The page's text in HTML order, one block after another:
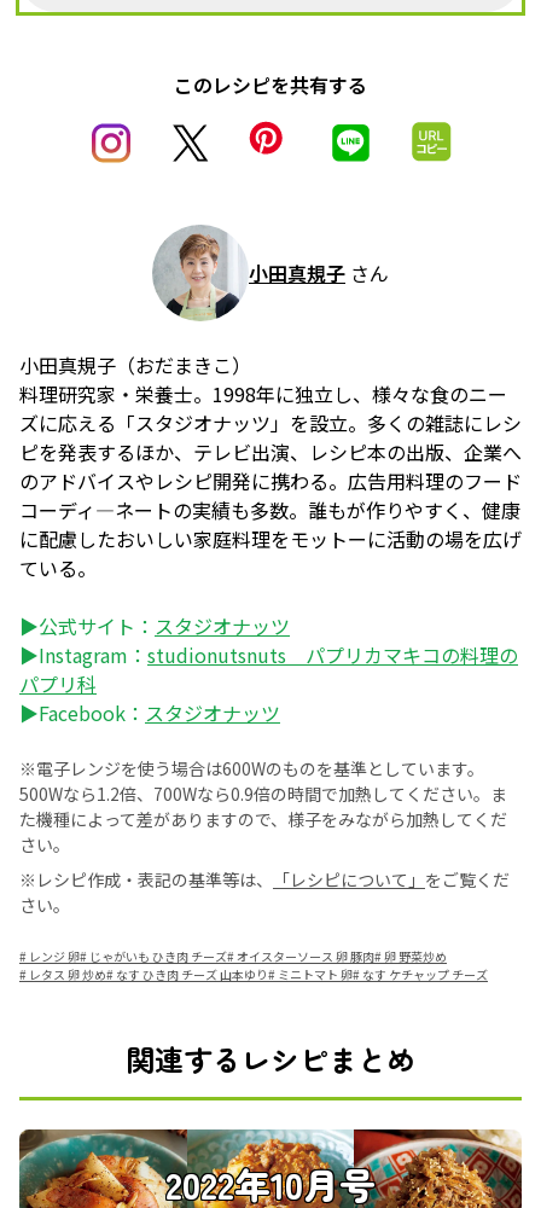
このレシピを共有する
小田真規子 さん
小田真規子（おだまきこ）
料理研究家・栄養士。1998年に独立し、様々な食のニー
ズに応える「スタジオナッツ」を設立。多くの雑誌にレシ
ピを発表するほか、テレビ出演、レシピ本の出版、企業へ
のアドバイスやレシピ開発に携わる。広告用料理のフード
コーディ―ネートの実績も多数。誰もが作りやすく、健康
に配慮したおいしい家庭料理をモットーに活動の場を広げ
ている。
▶公式サイト： スタジオナッツ
▶Instagram： studionutsnuts パプリカマキコの料理の
パプリ科
▶Facebook： スタジオナッツ
※電子レンジを使う場合は600Wのものを基準としています。
500Wなら1.2倍、700Wなら0.9倍の時間で加熱してください。ま
た機種によって差がありますので、様子をみながら加熱してくだ
さい。
※レシピ作成・表記の基準等は、
「レシピについて」 をご覧くだ
さい。
# レンジ 卵# じゃがいも ひき肉 チーズ#オイスターソース 卵 豚肉#卵 野菜炒め
# レタス 卵 炒め# なす ひき肉 チーズ 山本ゆり# ミニトマト 卵# なす ケチャップ チーズ
関連するレシピまとめ
2022年10月号